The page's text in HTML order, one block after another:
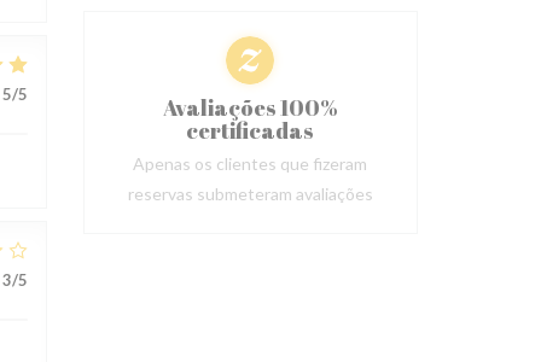
5/5
3/5
Avaliações 100%
certificadas
Apenas os clientes que fizeram
reservas submeteram avaliações